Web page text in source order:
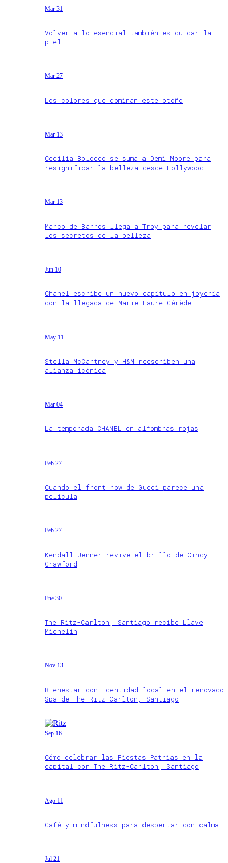
Mar 31
Volver a lo esencial también es cuidar la
piel
Mar 27
Los colores que dominan este otoño
Mar 13
Cecilia Bolocco se suma a Demi Moore para
resignificar la belleza desde Hollywood
Mar 13
Marco de Barros llega a Troy para revelar
los secretos de la belleza
Jun 10
Chanel escribe un nuevo capítulo en joyería
con la llegada de Marie-Laure Cérède
May 11
Stella McCartney y H&M reescriben una
alianza icónica
Mar 04
La temporada CHANEL en alfombras rojas
Feb 27
Cuando el front row de Gucci parece una
película
Feb 27
Kendall Jenner revive el brillo de Cindy
Crawford
Ene 30
The Ritz-Carlton, Santiago recibe Llave
Michelin
Nov 13
Bienestar con identidad local en el renovado
Spa de The Ritz-Carlton, Santiago
Sep 16
Cómo celebrar las Fiestas Patrias en la
capital con The Ritz-Carlton, Santiago
Ago 11
Café y mindfulness para despertar con calma
Jul 21